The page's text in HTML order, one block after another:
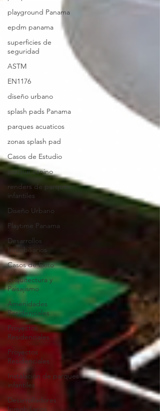
playground Panama
epdm panama
superficies de
seguridad
ASTM
EN1176
diseño urbano
splash pads Panama
parques acuaticos
zonas splash pad
Casos de Estudio
parque canino
renders de parques
infantiles
Diseño Urbano
Playtime Panama
Desarrollos
Inmobiliarios
Casos de Éxito
Arquitectura y
Paisajismo
Amenidades
Residenciales
Proyectos
Residenciales
Proyectos
Residenciales
Instalación de parques
infantiles
Desarrolladores
Inmobiliarios